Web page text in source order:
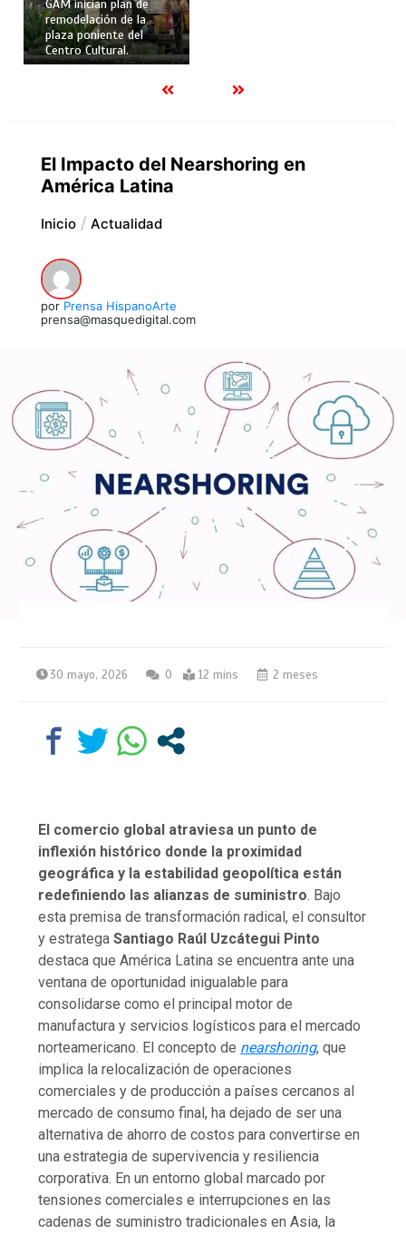
GAM inician plan de
remodelación de la
plaza poniente del
Centro Cultural.
El Impacto del Nearshoring en
América Latina
Inicio Actualidad
por Prensa HispanoArte
prensa@masquedigital.com
30 mayo, 2026 0 12 mins 2 meses
El comercio global atraviesa un punto de
inflexión histórico donde la proximidad
geográfica y la estabilidad geopolítica están
redefiniendo las alianzas de suministro. Bajo
esta premisa de transformación radical, el consultor
y estrategaSantiago Raúl Uzcátegui Pinto
destaca que América Latina se encuentra ante una
ventana de oportunidad inigualable para
consolidarse como el principal motor de
manufactura y servicios logísticos para el mercado
norteamericano. El concepto de nearshoring, que
implica la relocalización de operaciones
comerciales y de producción a países cercanos al
mercado de consumo final, ha dejado de ser una
alternativa de ahorro de costos para convertirse en
una estrategia de supervivencia y resiliencia
corporativa. En un entorno global marcado por
tensiones comerciales e interrupciones en las
cadenas de suministro tradicionales en Asia, la